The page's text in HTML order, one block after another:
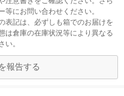
にお問い合わせください。
表記は、必ずしも箱でのお届けを
は倉庫の在庫状況等により異なる
い。
報告する